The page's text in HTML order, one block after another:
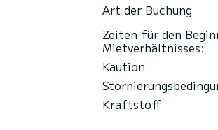
FürArt der Buchung
Zeiten für den
Mietverhältnisses:
Kaution
Kraftstoff